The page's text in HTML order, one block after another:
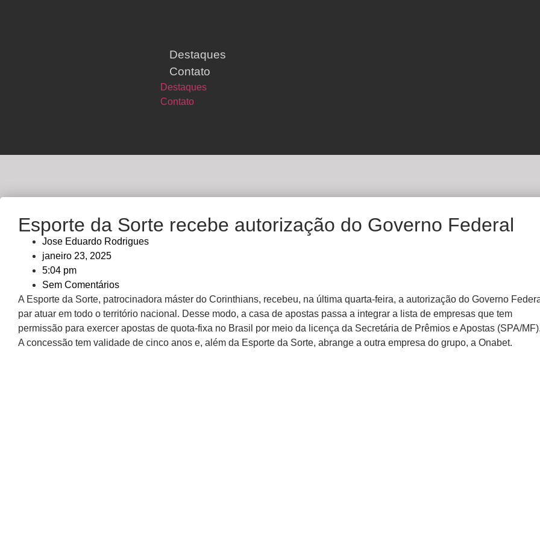
Destaques
Contato
Destaques
Contato
Esporte da Sorte recebe autorização do Governo Federal
Jose Eduardo Rodrigues
janeiro 23, 2025
5:04 pm
Sem Comentários
A Esporte da Sorte, patrocinadora máster do Corinthians, recebeu, na última quarta-feira, a autorização do Governo
par atuar em todo o território nacional. Desse modo, a casa de apostas passa a integrar a lista de empresas que tem
permissão para exercer apostas de quota-fixa no Brasil por meio da licença da Secretária de Prêmios e Apostas (SPA/
A concessão tem validade de cinco anos e, além da Esporte da Sorte, abrange a outra empresa do grupo, a Onabet.